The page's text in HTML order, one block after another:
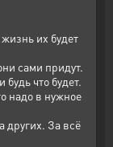
их будет
сами придут.
что будет.
надо в нужное
других. За всё